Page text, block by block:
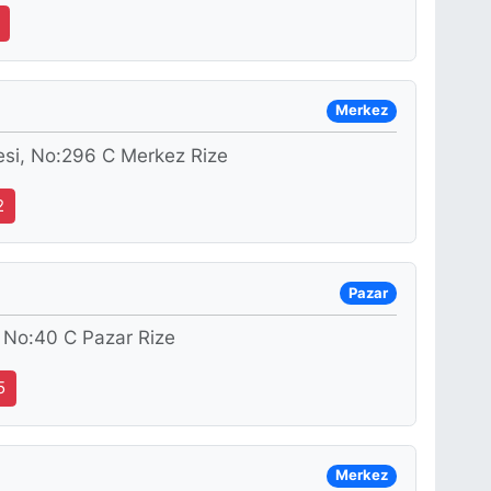
Merkez
No:296 C Merkez Rize
Pazar
C Pazar Rize
Merkez